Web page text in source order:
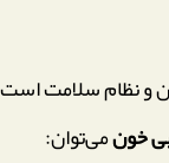
و نظام سلامت
خونمی‌توان: